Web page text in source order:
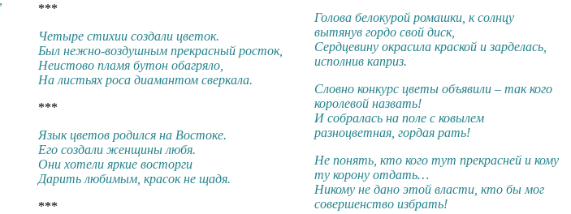
***
Четыре стихии создали цветок.
Был нежно-воздушным прекрасный росток,
Неистово пламя бутон обагряло,
На листьях роса диамантом сверкала.
***
Язык цветов родился на Востоке.
Его создали женщины любя.
Они хотели яркие восторги
Дарить любимым, красок не щадя.
***
Голова белокурой ромашки, к солнцу
вытянув гордо свой диск,
Сердцевину окрасила краской и зарделась,
исполнив каприз.
Словно конкурс цветы объявили – так кого
королевой назвать!
И собралась на поле с ковылем
разноцветная, гордая рать!
Не понять, кто кого тут прекрасней и кому
ту корону отдать…
Никому не дано этой власти, кто бы мог
совершенство избрать!